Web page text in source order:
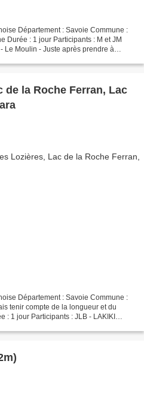
Département : Savoie Commune :
Durée : 1 jour Participants : M et JM
Le Moulin - Juste après prendre à
de la Roche Ferran, Lac
Département : Savoie Commune :
tenir compte de la longueur et du
: 1 jour Participants : JLB - LAKIKI